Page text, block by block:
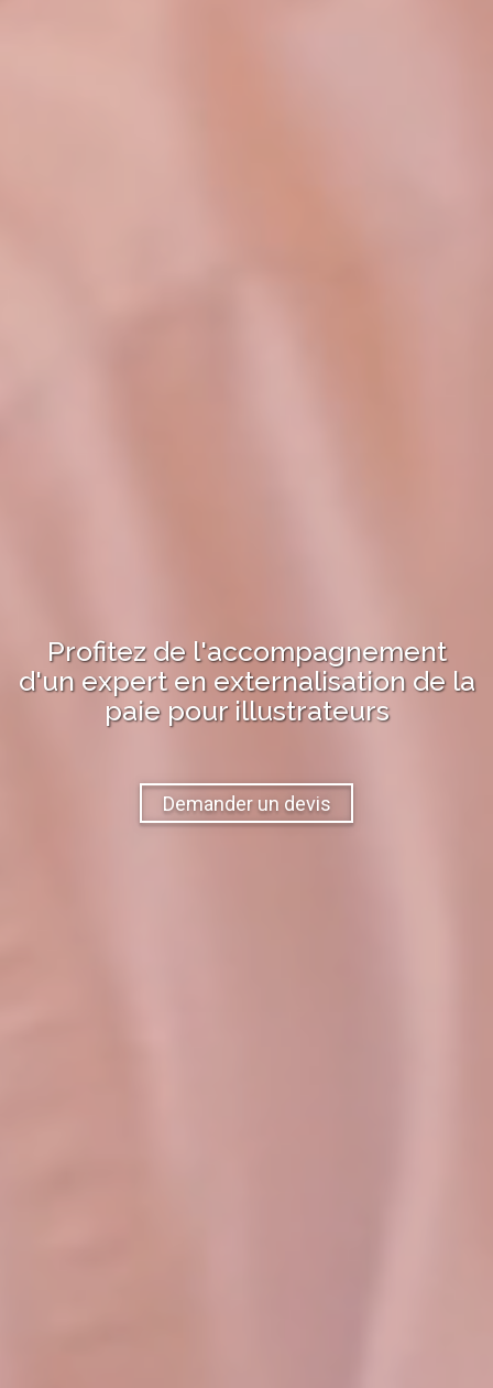
Profitez de l'accompagnement
d'un expert en externalisation de la
paiepour illustrateurs
Demander un devis